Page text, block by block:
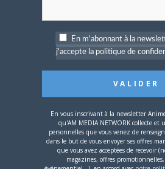
un rêve. Il ne me
rencontrer Hiroaki
partir tranquille.
En m'abonnant à la
j'accepte la politique de
En vous inscrivant à la newsletter
qu'AM MEDIA NETWORK collecte et
personnelles que vous venez de
dans le but de vous envoyer ses offres
que vous avez acceptées de recevoir
magazines, offres